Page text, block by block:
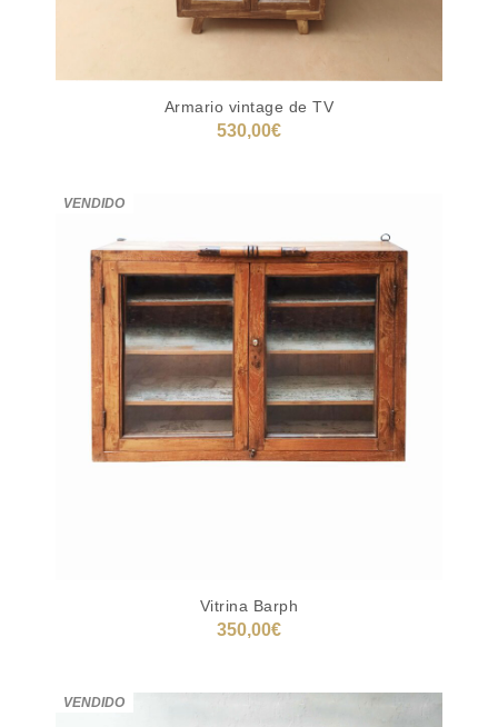
Armario vintage de TV
530,00€
VENDIDO
Vitrina Barph
350,00€
VENDIDO